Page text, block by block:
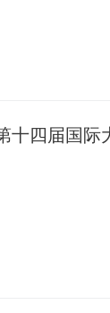
十四届国际